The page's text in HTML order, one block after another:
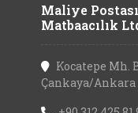
Maliye
Matbaacılık
Kocatepe Mh.
Çankaya/Ankara